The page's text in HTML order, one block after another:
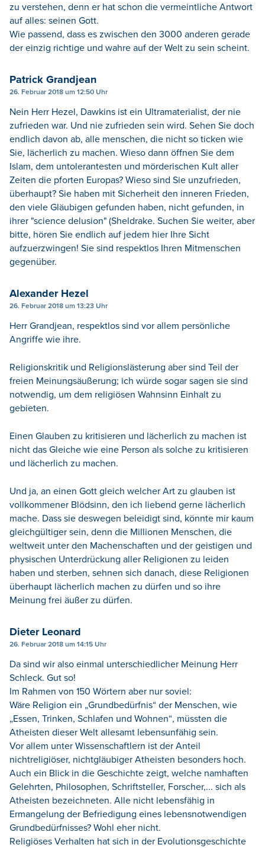
zu verstehen, denn er hat schon die vermeintliche Antwort
auf alles: seinen Gott.
Wie passend, dass es zwischen den 3000 anderen gerade
der einzig richtige und wahre auf der Welt zu sein scheint.
Patrick Grandjean
26. Februar 2018 um 12:50 Uhr
Nein Herr Hezel, Dawkins ist ein Ultramaterialist, der nie
zufrieden war. Und nie zufrieden sein wird. Sehen Sie doch
endlich davon ab, alle menschen, die nicht so ticken wie
Sie, lächerlich zu machen. Wieso dann öffnen Sie dem
Islam, dem untolerantesten und mörderischen Kult aller
Zeiten die pforten Europas? Wieso sind Sie unzufrieden,
überhaupt? Sie haben mit Sicherheit den inneren Frieden,
den viele Gläubigen gefunden haben, nicht gefunden, in
ihrer "science delusion" (Sheldrake. Suchen Sie weiter, aber
bitte, hören Sie endlich auf jedem hier Ihre Sicht
aufzuerzwingen! Sie sind respektlos Ihren Mitmenschen
gegenüber.
Alexander Hezel
26. Februar 2018 um 13:23 Uhr
Herr Grandjean, respektlos sind vor allem persönliche
Angriffe wie ihre.
Religionskritik und Religionslästerung aber sind Teil der
freien Meinungsäußerung; ich würde sogar sagen sie sind
notwendig, um dem religiösen Wahnsinn Einhalt zu
gebieten.
Einen Glauben zu kritisieren und lächerlich zu machen ist
nicht das Gleiche wie eine Person als solche zu kritisieren
und lächerlich zu machen.
Und ja, an einen Gott gleich welcher Art zu glauben ist
vollkommener Blödsinn, den ich liebend gerne lächerlich
mache. Dass sie deswegen beleidigt sind, könnte mir kaum
gleichgültiger sein, denn die Millionen Menschen, die
weltweit unter den Machenschaften und der geistigen und
physischen Unterdrückung aller Religionen zu leiden
haben und sterben, sehnen sich danach, diese Religionen
überhaupt lächerlich machen zu dürfen und so ihre
Meinung frei äußer zu dürfen.
Dieter Leonard
26. Februar 2018 um 14:15 Uhr
Da sind wir also einmal unterschiedlicher Meinung Herr
Schleck. Gut so!
Im Rahmen von 150 Wörtern aber nur soviel:
Wäre Religion ein „Grundbedürfnis“ der Menschen, wie
„Essen, Trinken, Schlafen und Wohnen“, müssten die
Atheisten dieser Welt allesamt lebensunfähig sein.
Vor allem unter Wissenschaftlern ist der Anteil
nichtreligiöser, nichtgläubiger Atheisten besonders hoch.
Auch ein Blick in die Geschichte zeigt, welche namhaften
Gelehrten, Philosophen, Schriftsteller, Forscher,... sich als
Atheisten bezeichneten. Alle nicht lebensfähig in
Ermangelung der Befriedigung eines lebensnotwendigen
Grundbedürfnisses? Wohl eher nicht.
Religiöses Verhalten hat sich in der Evolutionsgeschichte